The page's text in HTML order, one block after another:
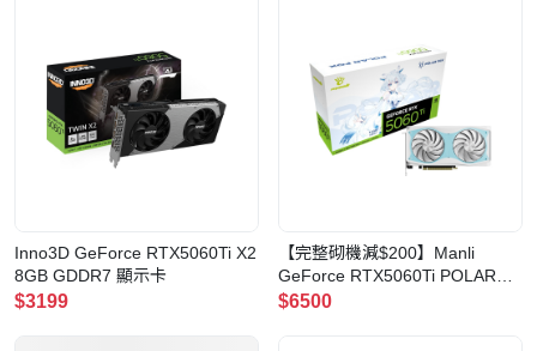
Inno3D GeForce RTX5060Ti X2
8GB GDDR7 顯示卡
$3199
【完整砌機減$200】Manli
GeForce RTX5060Ti POLAR
FOX X2 OC 16GB GDDR7 顯示
$6500